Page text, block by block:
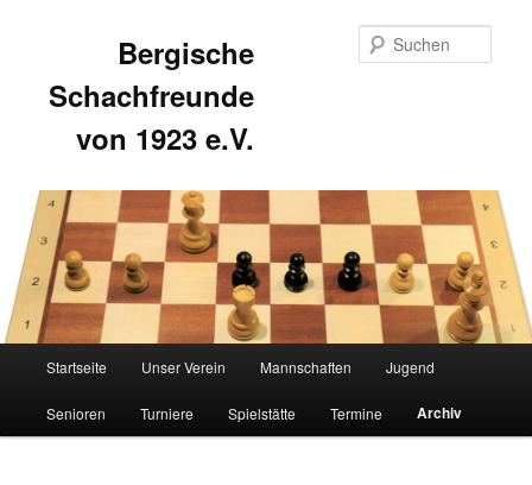
Bergische
Schachfreunde
von 1923 e.V.
Zum
primären
Zum
sekundären
Startseite Unser Verein Mannschaften Jugend
Senioren Turniere Spielstätte Termine Archiv